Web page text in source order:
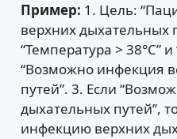
Пример: 1. Цель:
верхних дыхательных
“Температура > 38°C” и
“Возможно инфекция
путей”. 3. Если
дыхательных путей”,
инфекцию верхних